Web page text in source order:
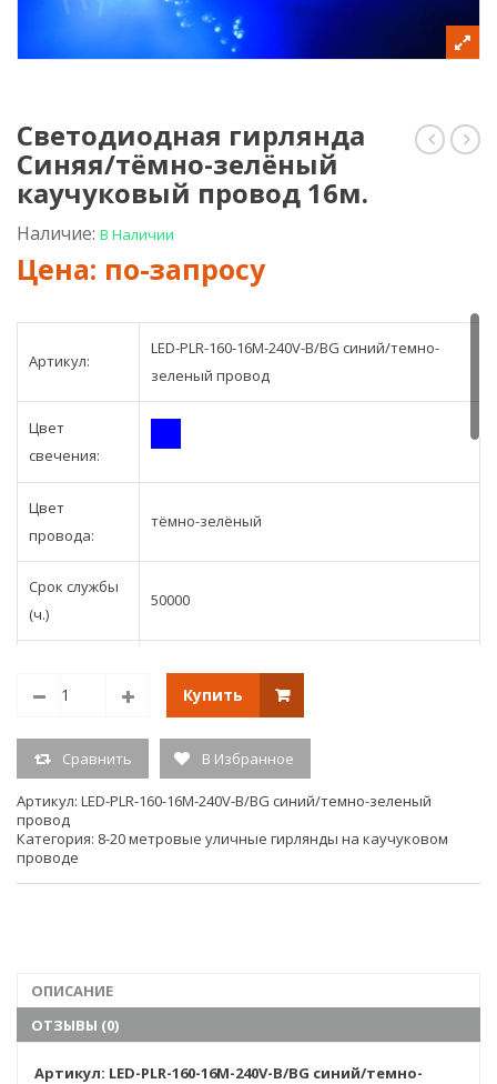
возм.
Светодиодная гирлянда
Синяя/тёмно-зелёный
каучуковый провод 16м.
Наличие: В Наличии
Артикул:
LED-PLR-160-16M-240V-B/BG синий/темно-
зеленый провод
Цвет
свечения:
Цвет
провода:
тёмно-зелёный
Срок службы
(ч.)
50000
доп.описание
синих светодиодов, темно-зеленый
прорезиненный провод, соединяемая
Напряжение 220V
Размер
Единица
измерения
Купить
Сравнить В Избранное
Артикул: LED-PLR-160-16M-240V-B/BG синий/темно-зеленый
провод
Категория: 8-20 метровые уличные гирлянды на каучуковом
проводе
ОПИСАНИЕ
ОТЗЫВЫ (0)
Артикул: LED-PLR-160-16M-240V-B/BG синий/темно-